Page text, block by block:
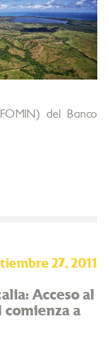
del Banco
27, 2011
Acceso al
a